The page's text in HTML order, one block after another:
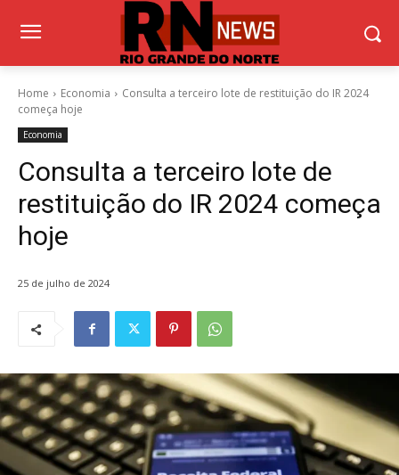
Home Economia
Consulta a terceiro lote de restituição do IR 2024
começa hoje
Economia
Consulta a terceiro lote de
restituição do IR 2024 começa
hoje
25 de julho de 2024